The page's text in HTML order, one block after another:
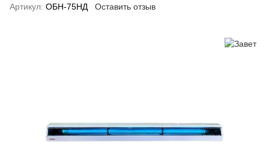
Артикул: ОБН-75НД Оставить отзыв